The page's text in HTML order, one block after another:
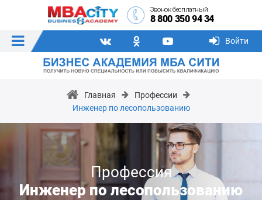
Звонок бесплатный
8 800 350 94 34
Войти
Главная
Профессии
Инженер по лесопользованию
Профессия
Инженер по лесопользованию